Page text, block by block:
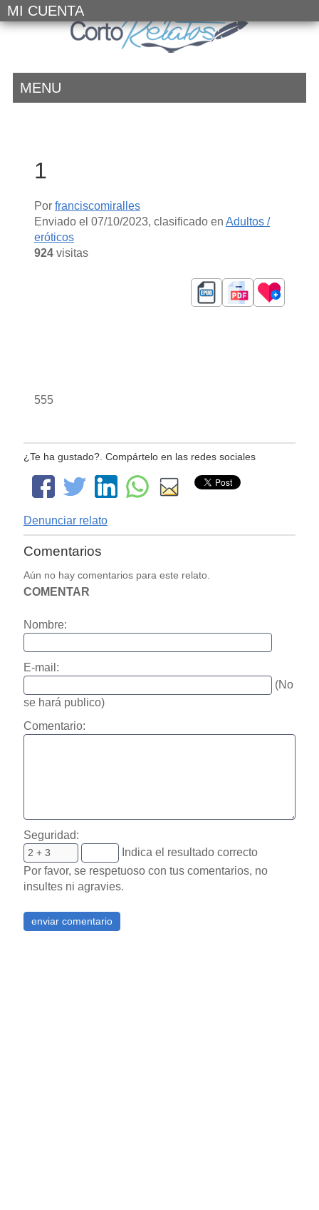
MI CUENTA
MENU
1
Por franciscomiralles
Enviado el 07/10/2023, clasificado en Adultos /
eróticos
924visitas
555
¿Te ha gustado?. Compártelo en las redes sociales
Denunciar relato
Comentarios
Aún no hay comentarios para este relato.
COMENTAR
Nombre:
E-mail:
(No
se hará publico)
Comentario:
Seguridad:
Indica el resultado correcto
Por favor, se respetuoso con tus comentarios, no
insultes ni agravies.